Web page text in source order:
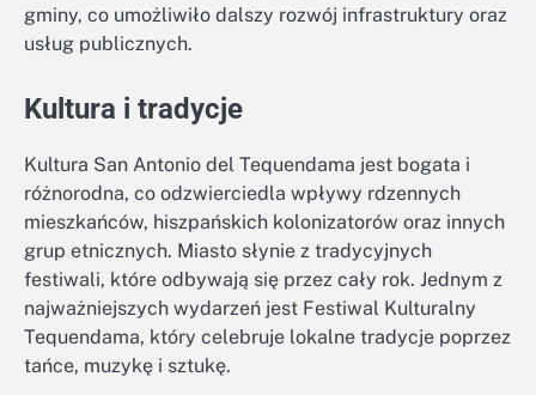
gminy, co umożliwiło dalszy rozwój infrastruktury oraz
usług publicznych.
Kultura i tradycje
Kultura San Antonio del Tequendama jest bogata i
różnorodna, co odzwierciedla wpływy rdzennych
mieszkańców, hiszpańskich kolonizatorów oraz innych
grup etnicznych. Miasto słynie z tradycyjnych
festiwali, które odbywają się przez cały rok. Jednym z
najważniejszych wydarzeń jest Festiwal Kulturalny
Tequendama, który celebruje lokalne tradycje poprzez
tańce, muzykę i sztukę.